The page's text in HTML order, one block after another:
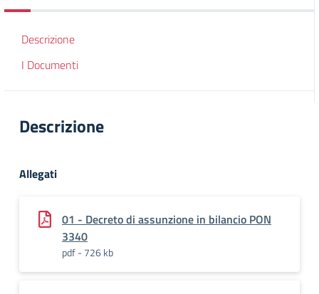
Descrizione
I Documenti
Descrizione
Allegati
01 - Decreto di assunzione in bilancio PON
3340
pdf - 726 kb